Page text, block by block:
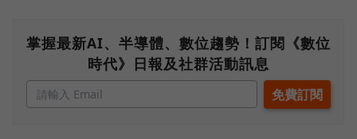
掌握最新AI、半導體、數位趨勢！訂閱《數位
時代》日報及社群活動訊息